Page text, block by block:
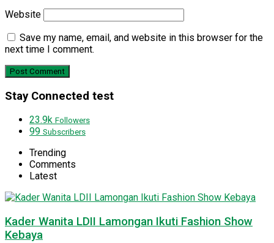
Website
Save my name, email, and website in this browser for the
next time I comment.
Stay Connected test
23.9k Followers
99 Subscribers
Trending
Comments
Latest
Kader Wanita LDII Lamongan Ikuti Fashion Show
Kebaya